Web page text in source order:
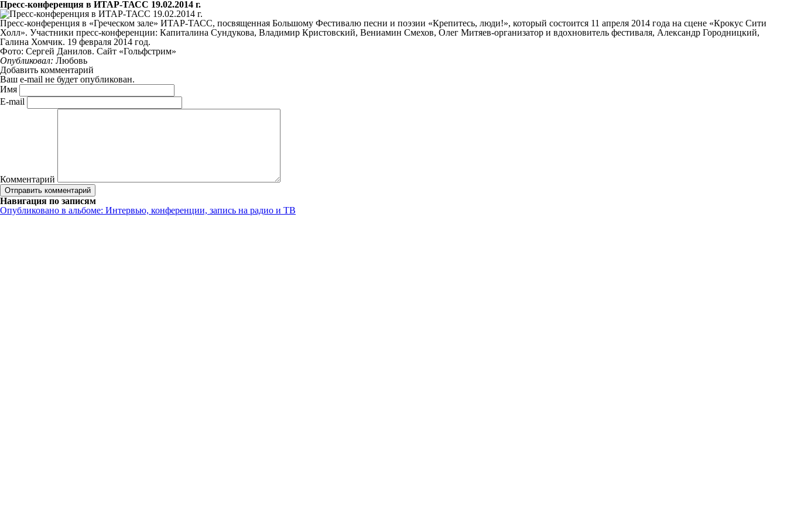
Пресс-конференция в ИТАР-ТАСС 19.02.2014 г.
Пресс-конференция в «Греческом зале» ИТАР-ТАСС, посвященная Большому Фестивалю песни и поэзии «Крепитесь, люди!», который состоится 11 апреля 2014 года на сцене «Крокус Сити
Холл». Участники пресс-конференции: Капиталина Сундукова, Владимир Кристовский, Вениамин Смехов, Олег Митяев-организатор и вдохновитель фестиваля, Александр Городницкий,
Галина Хомчик. 19 февраля 2014 год.
Фото: Сергей Данилов. Сайт «Гольфстрим»
Опубликовал: Любовь
Добавить комментарий
Ваш e-mail не будет опубликован.
Имя
E-mail
Комментарий
Навигация по записям
Опубликовано в альбоме: Интервью, конференции, запись на радио и ТВ